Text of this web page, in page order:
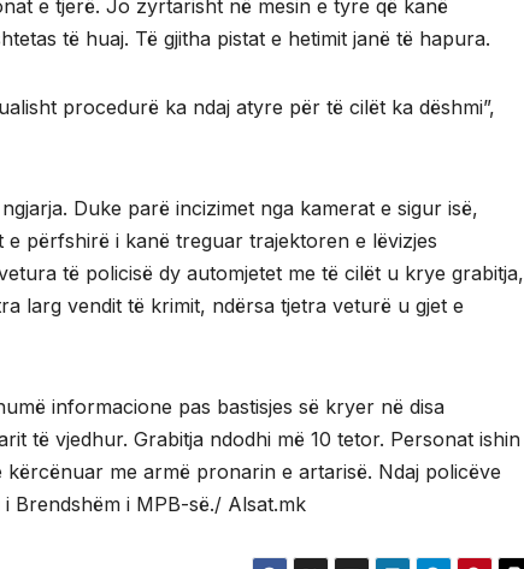
e tjerë. Jo zyrtarisht në mesin e tyre që kanë
të huaj. Të gjitha pistat e hetimit janë të hapura.
procedurë ka ndaj atyre për të cilët ka dëshmi”,
Duke parë incizimet nga kamerat e sigur isë,
përfshirë i kanë treguar trajektoren e lëvizjes
të policisë dy automjetet me të cilët u krye grabitja,
larg vendit të krimit, ndërsa tjetra veturë u gjet e
informacione pas bastisjes së kryer në disa
të vjedhur. Grabitja ndodhi më 10 tetor. Personat ishin
me armë pronarin e artarisë. Ndaj policëve
Brendshëm i MPB-së./ Alsat.mk